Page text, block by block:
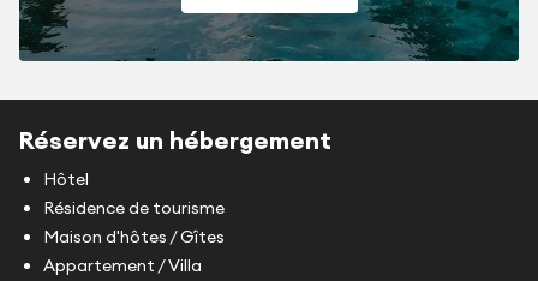
Réservez un hébergement
Hôtel
Résidence de tourisme
Maison d'hôtes / Gîtes
Appartement / Villa